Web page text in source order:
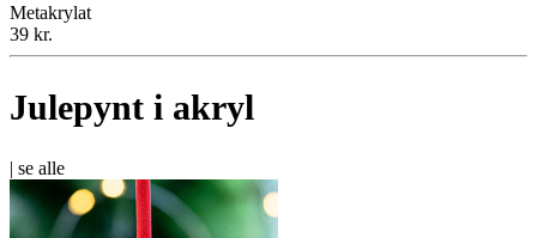
Metakrylat
39 kr.
Julepynt i akryl
| se alle